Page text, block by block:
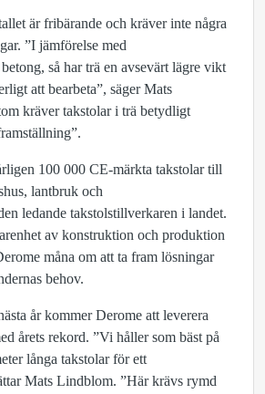
är fribärande och kräver inte några
”I jämförelse med
så har trä en avsevärt lägre vikt
att bearbeta”, säger Mats
kräver takstolar i trä betydligt
100 000 CE-märkta takstolar till
lantbruk och
ledande takstolstillverkaren i landet.
av konstruktion och produktion
måna om att ta fram lösningar
behov.
år kommer Derome att leverera
årets rekord. ”Vi håller som bäst på
långa takstolar för ett
Mats Lindblom. ”Här krävs rymd